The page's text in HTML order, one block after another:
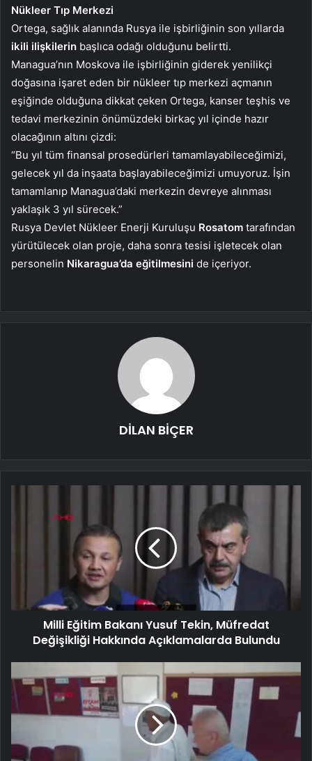
Nükleer Tıp Merkezi
Ortega, sağlık alanında Rusya ile işbirliğinin son yıllarda
ikili ilişkilerin başlıca odağı olduğunu belirtti.
Managua’nın Moskova ile işbirliğinin giderek yenilikçi
doğasına işaret eden bir nükleer tıp merkezi açmanın
eşiğinde olduğuna dikkat çeken Ortega, kanser teşhis ve
tedavi merkezinin önümüzdeki birkaç yıl içinde hazır
olacağının altını çizdi:
“Bu yıl tüm finansal prosedürleri tamamlayabileceğimizi,
gelecek yıl da inşaata başlayabileceğimizi umuyoruz. İşin
tamamlanıp Managua’daki merkezin devreye alınması
yaklaşık 3 yıl sürecek.”
Rusya Devlet Nükleer Enerji Kuruluşu Rosatom tarafından
yürütülecek olan proje, daha sonra tesisi işletecek olan
personelin Nikaragua’da eğitilmesini de içeriyor.
DİLAN BİÇER
Milli Eğitim Bakanı Yusuf Tekin, Müfredat
Değişikliği Hakkında Açıklamalarda Bulundu